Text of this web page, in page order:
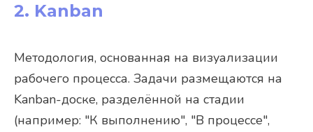
2. Kanban
Методология, основанная на визуализации
рабочего процесса. Задачи размещаются на
Kanban-доске, разделённой на стадии
(например: "К выполнению", "В процессе",